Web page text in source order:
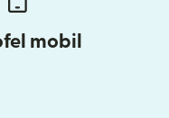
mobil